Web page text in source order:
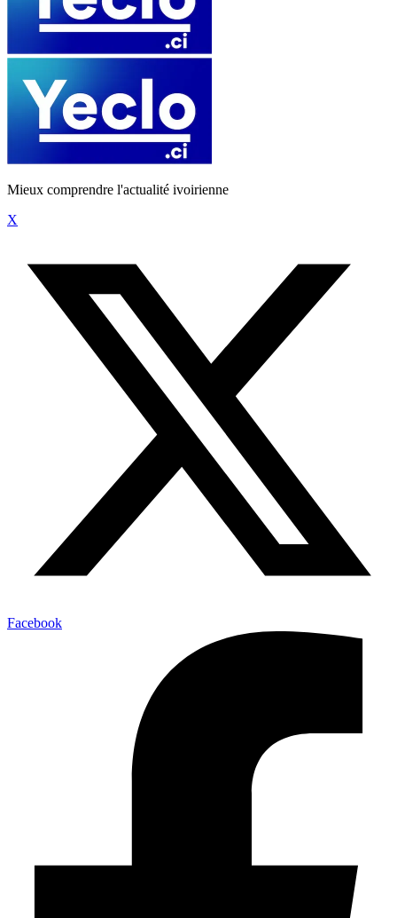
Mieux comprendre l'actualité ivoirienne
X
Facebook